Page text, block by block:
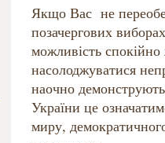
Якщо Вас не
позачергових
можливість
насолоджуватися
наочно
України це
миру,